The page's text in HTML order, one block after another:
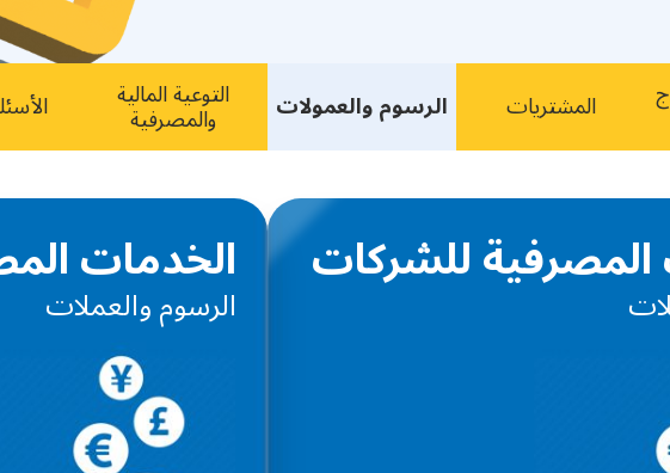
ﺍﻟﻤﺸﺘﺮﻳﺎﺕ ﺍﻟﺮﺳﻮﻡ ﻭﺍﻟﻌﻤﻮﻻﺕ التوعية ﺍﻟﻤﺎﻟﻴﺔ
ﻭﺍﻟﻤﺼﺮﻓﻴﺔ
للشركات الخدمات
الرسوم والعملات